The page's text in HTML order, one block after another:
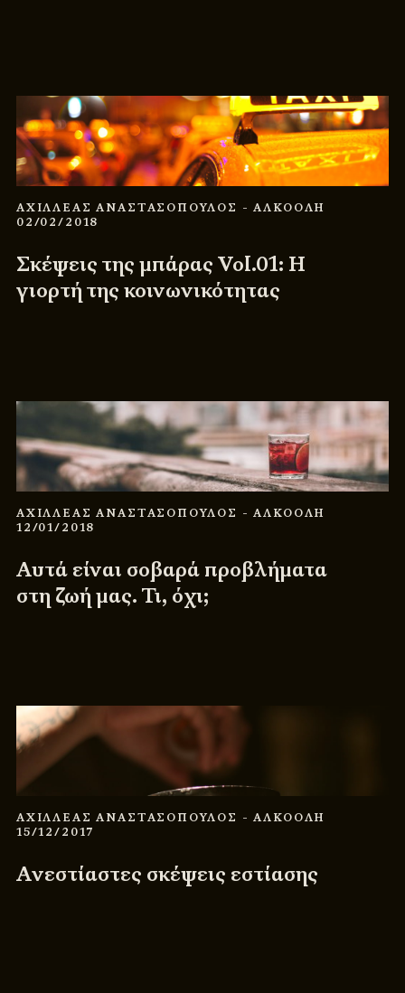
ΑΧΙΛΛΕΑΣ ΑΝΑΣΤΑΣΟΠΟΥΛΟΣ - ΑΛΚΟΟΛΗ
02/02/2018
Σκέψεις της μπάρας Vol.01: Η
γιορτή της κοινωνικότητας
ΑΧΙΛΛΕΑΣ ΑΝΑΣΤΑΣΟΠΟΥΛΟΣ - ΑΛΚΟΟΛΗ
12/01/2018
Αυτά είναι σοβαρά προβλήματα
στη ζωή μας. Τι, όχι;
ΑΧΙΛΛΕΑΣ ΑΝΑΣΤΑΣΟΠΟΥΛΟΣ - ΑΛΚΟΟΛΗ
15/12/2017
Ανεστίαστες σκέψεις εστίασης